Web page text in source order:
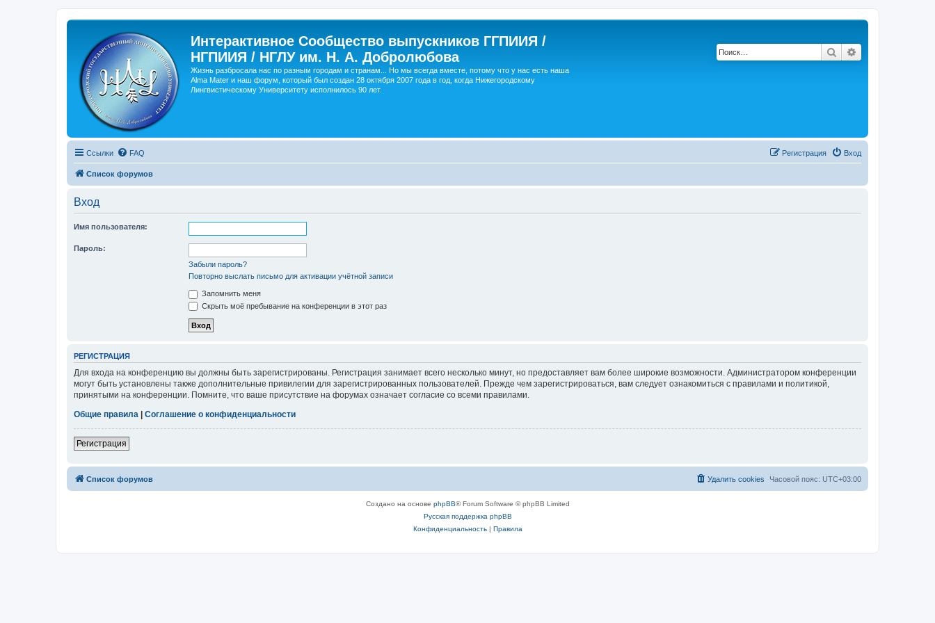
Интерактивное Сообщество выпускников ГГПИИЯ /
НГПИИЯ / НГЛУ им. Н. А. Добролюбова
Жизнь разбросала нас по разным городам и странам... Но мы всегда вместе, потому что у нас есть наша
Alma Mater и наш форум, который был создан 28 октября 2007 года в год, когда Нижегородскому
Лингвистическому Университету исполнилось 90 лет.
Поиск
Ссылки FAQ Вход
Регистрация
Список форумов
Вход
Имя пользователя:
Пароль:
Забыли пароль?
Повторно выслать письмо для активации учётной записи
Запомнить меня
Скрыть моё пребывание на конференции в этот раз
РЕГИСТРАЦИЯ
Для входа на конференцию вы должны быть зарегистрированы. Регистрация занимает всего несколько минут, но предоставляет вам более широкие возможности. Администратором конференции
могут быть установлены также дополнительные привилегии для зарегистрированных пользователей. Прежде чем зарегистрироваться, вам следует ознакомиться с правилами и политикой,
принятыми на конференции. Помните, что ваше присутствие на форумах означает согласие со всеми правилами.
Общие правила | Соглашение о конфиденциальности
Регистрация
Список форумов Часовой пояс: UTC+03:00
Удалить cookies
Создано на основе phpBB® Forum Software © phpBB Limited
Русская поддержка phpBB
Конфиденциальность| Правила